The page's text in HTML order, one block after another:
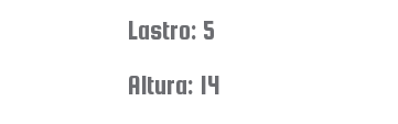
Lastro: 5
Altura: 14